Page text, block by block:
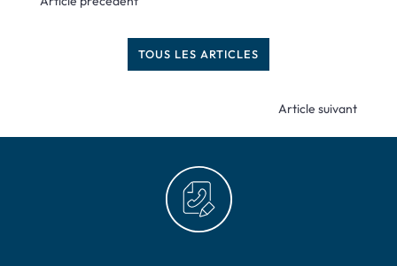
TOUS LES ARTICLES
Article suivant